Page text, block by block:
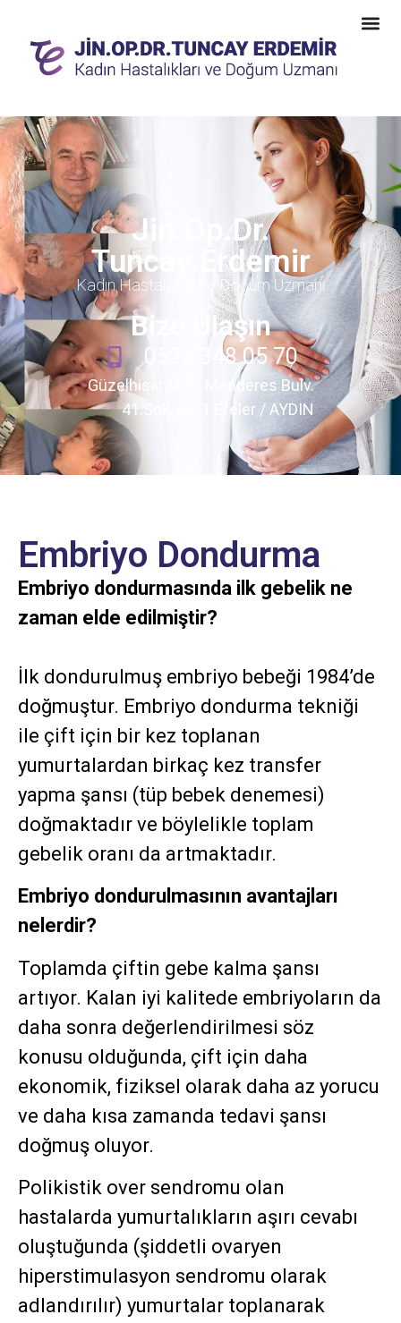
Jin.Op.Dr.
Tuncay Erdemir
Kadın Hastalıkları ve Doğum Uzmanı
Bize Ulaşın
0532 348 05 70
Güzelhisar Mah. Menderes Bulv.
41.Sok. No:1 Efeler / AYDIN
Embriyo Dondurma
Embriyo dondurmasında ilk gebelik ne
zaman elde edilmiştir?
İlk dondurulmuş embriyo bebeği 1984’de
doğmuştur. Embriyo dondurma tekniği
ile çift için bir kez toplanan
yumurtalardan birkaç kez transfer
yapma şansı (tüp bebek denemesi)
doğmaktadır ve böylelikle toplam
gebelik oranı da artmaktadır.
Embriyo dondurulmasının avantajları
nelerdir?
Toplamda çiftin gebe kalma şansı
artıyor. Kalan iyi kalitede embriyoların da
daha sonra değerlendirilmesi söz
konusu olduğunda, çift için daha
ekonomik, fiziksel olarak daha az yorucu
ve daha kısa zamanda tedavi şansı
doğmuş oluyor.
Polikistik over sendromu olan
hastalarda yumurtalıkların aşırı cevabı
oluştuğunda (şiddetli ovaryen
hiperstimulasyon sendromu olarak
adlandırılır) yumurtalar toplanarak